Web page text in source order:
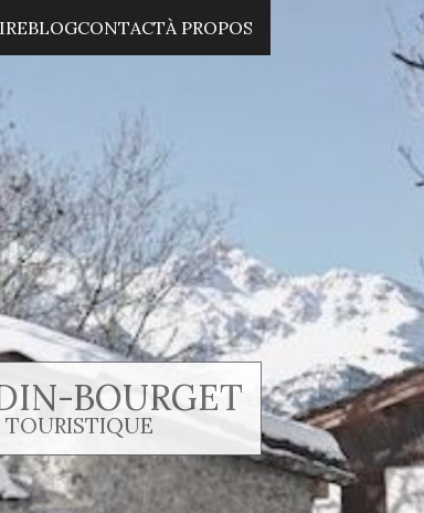
BLOGCONTACTÀ PROPOS
BOURGET
TOURISTIQUE